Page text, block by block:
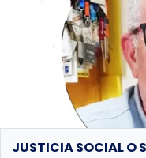
JUSTICIA SOCIAL O